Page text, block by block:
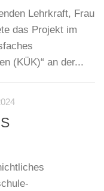
Lehrkraft, Frau
das Projekt im
(KÜK)“ an der...